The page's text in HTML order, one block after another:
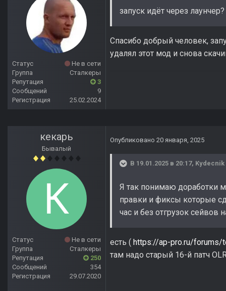
Статус
Не в сети
Группа
Сталкеры
Репутация
3
Сообщений
9
Регистрация
25.02.2024
запуск идёт через лаунчер?
Спасибо добрый человек,
удалял этот мод и снова
кекарь
Бывалый
Статус
Не в сети
Группа
Сталкеры
Репутация
250
Сообщений
354
Регистрация
29.07.2020
Опубликовано 20 января, 2025
В 19.01.2025 в 20:17, Kydecnik
Я так понимаю доработки
правки и фиксы которые
час и без отгрузок сейвов
есть ( https://ap-pro.ru/
там надо старый 16-й патч